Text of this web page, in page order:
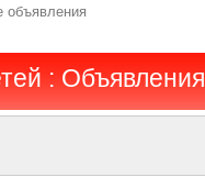
объявления
: Объявления